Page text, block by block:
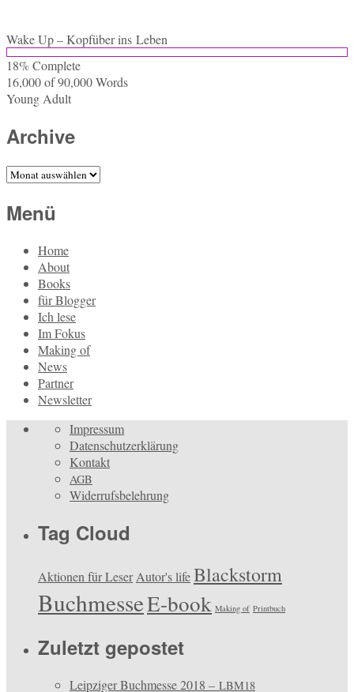
Wake Up – Kopf­über ins Leben
18% Com­ple­te
16,000 of 90,000Words
Young Adult
Archive
Archive
Menü
Home
About
Books
für Blogger
Ich lese
Im Fokus
Making of
News
Partner
Newsletter
Impressum
Datenschutzerklärung
Kontakt
AGB
Widerrufsbelehrung
Tag Cloud
Aktionen für Leser Autor's lifeBlackstorm
BuchmesseE-book Making of Printbuch
Zuletzt gepostet
Leipziger Buchmesse 2018 – LBM18